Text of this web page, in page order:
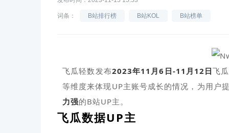
词条： B站排行榜 B站KOL B站榜单
飞瓜轻数发布2023年11月6日-11月12日飞
等维度来体现UP主账号成长的情况，为用户
力强的B站UP主。
飞瓜数据UP主